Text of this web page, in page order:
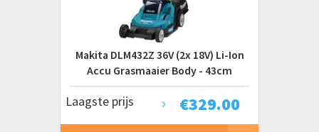
Makita DLM432Z 36V (2x 18V) Li-Ion
Accu Grasmaaier Body - 43cm
€329.00
Laagste prijs